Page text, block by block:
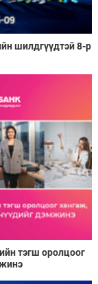
шилдгүүдтэй 8-р
тэгш оролцоог